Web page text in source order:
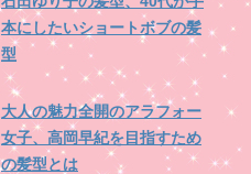
本にしたいショートボブの髪
型
大人の魅力全開のアラフォー
女子、高岡早紀を目指すため
の髪型とは